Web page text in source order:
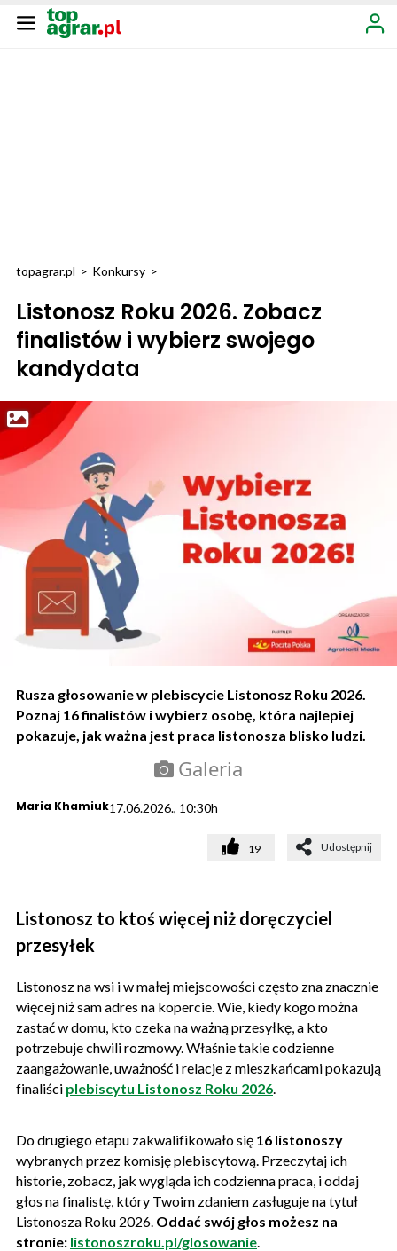
topagrar.pl > Konkursy >
Listonosz Roku 2026. Zobacz
finalistów i wybierz swojego
kandydata
Rusza głosowanie w plebiscycie Listonosz Roku 2026.
Poznaj 16 finalistów i wybierz osobę, która najlepiej
pokazuje, jak ważna jest praca listonosza blisko ludzi.
Galeria
Maria Khamiuk17.06.2026., 10:30h
19 Udostępnij
Listonosz to ktoś więcej niż doręczyciel
przesyłek
Listonosz na wsi i w małej miejscowości często zna znacznie
więcej niż sam adres na kopercie. Wie, kiedy kogo można
zastać w domu, kto czeka na ważną przesyłkę, a kto
potrzebuje chwili rozmowy. Właśnie takie codzienne
zaangażowanie, uważność i relacje z mieszkańcami pokazują
finaliści plebiscytu Listonosz Roku 2026
Do drugiego etapu zakwalifikowało się 16 listonoszy
wybranych przez komisję plebiscytową. Przeczytaj ich
historie, zobacz, jak wygląda ich codzienna praca, i oddaj
głos na finalistę, który Twoim zdaniem zasługuje na tytuł
Listonosza Roku 2026. Oddać swój głos możesz na
stronie: listonoszroku.pl/glosowanie